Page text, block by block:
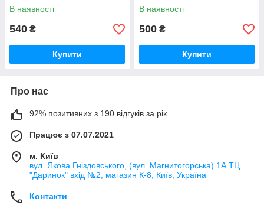
В наявності
540 ₴
Купити
В наявності
500 ₴
Купити
Про нас
92% позитивних з 190 відгуків за рік
Працює з 07.07.2021
м. Київ
вул. Якова Гніздовського, (вул. Магнитогорська) 1А ТЦ
"Даринок" вхід №2, магазин К-8, Київ, Україна
Контакти